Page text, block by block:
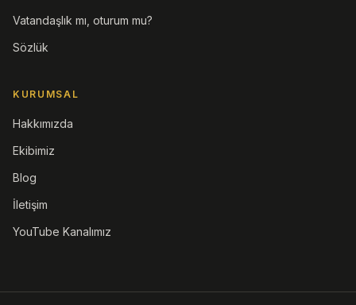
Vatandaşlık mı, oturum mu?
Sözlük
KURUMSAL
Hakkımızda
Ekibimiz
Blog
İletişim
YouTube Kanalımız